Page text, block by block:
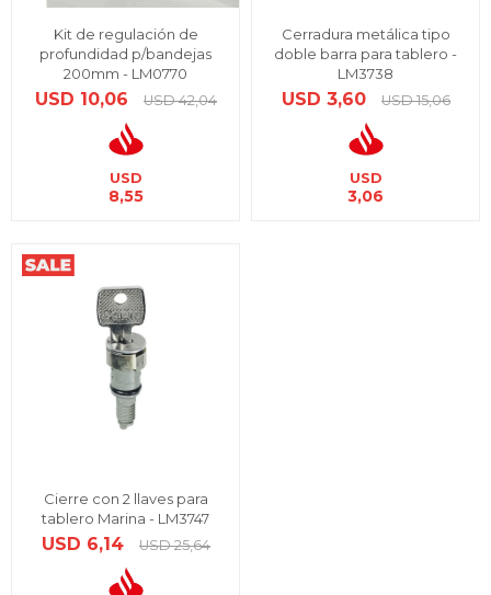
Kit de regulación de
profundidad p/bandejas
200mm - LM0770
USD 10,06 USD 42,04
USD
8,55
Cerradura metálica tipo
doble barra para tablero -
LM3738
USD 3,60 USD 15,06
USD
3,06
Cierre con 2 llaves para
tablero Marina - LM3747
USD 6,14 USD 25,64